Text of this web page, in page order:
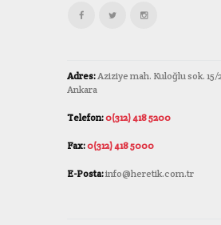
Adres: Aziziye mah. Kuloğlu sok. 15/
Ankara
Telefon:0(312) 418 5200
Fax:0(312) 418 5000
E-Posta:info@heretik.com.tr